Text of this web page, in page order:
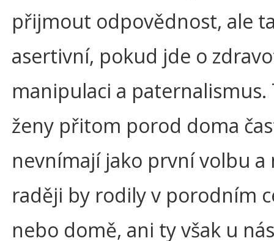
přijmout odpovědnost, ale
asertivní, pokud jde o
manipulaci a paternalismus.
ženy přitom porod doma
nevnímají jako první volbu
raději by rodily v porodním
nebo domě, ani ty však u nás